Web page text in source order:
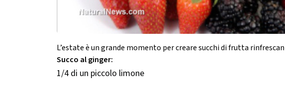
L’estate è un grande momento per creare succhi di frutta
Succo al ginger:
1/4 di un piccolo limone